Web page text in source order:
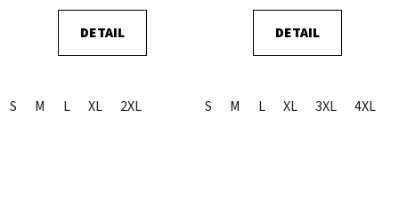
DETAIL
S M L XL 2XL
DETAIL
S M L XL 3XL 4XL